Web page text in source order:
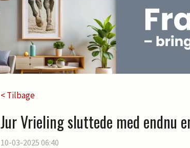
< Tilbage
Jur Vrieling sluttede med endnu
10-03-2025 06:40